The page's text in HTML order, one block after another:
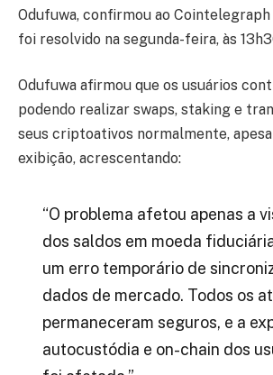
Odufuwa, confirmou ao
foi resolvido na segunda-feira, às
Odufuwa afirmou que os usuários
podendo realizar swaps, staking e
seus criptoativos normalmente,
exibição, acrescentando:
“O problema afetou apenas a
dos saldos em moeda
um erro temporário de
dados de mercado. Todos os
permaneceram seguros, e a
autocustódia e on-chain dos